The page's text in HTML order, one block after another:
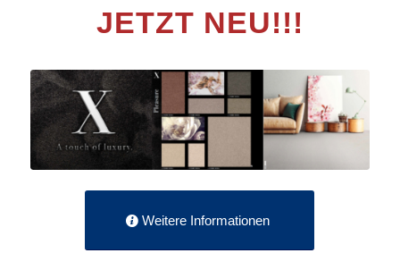
JETZT NEU!!!
Weitere Informationen